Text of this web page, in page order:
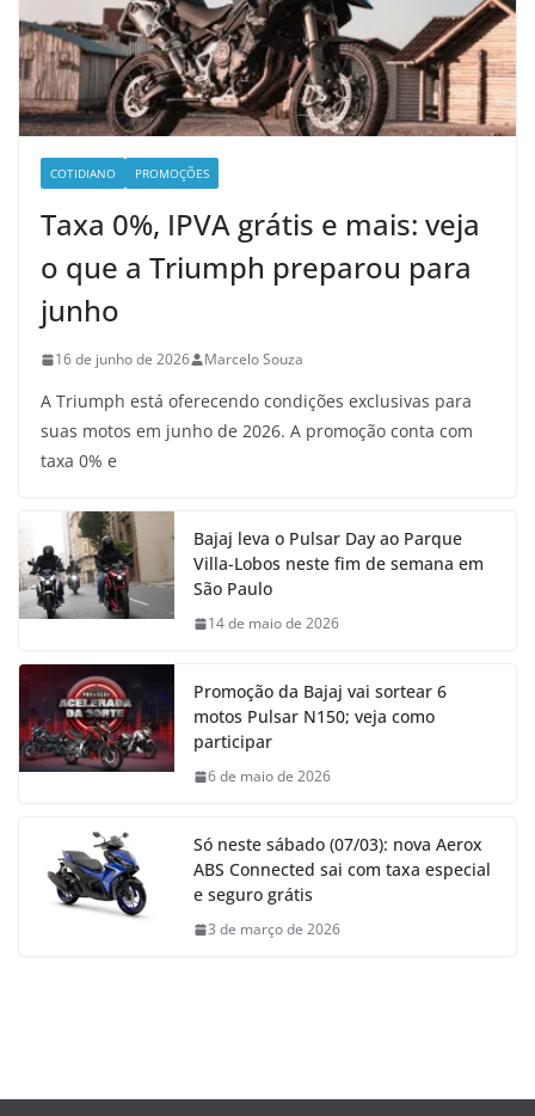
COTIDIANO PROMOÇÕES
Taxa 0%, IPVA grátis e mais: veja
o que a Triumph preparou para
junho
16 de junho de 2026 Marcelo Souza
A Triumph está oferecendo condições exclusivas para
suas motos em junho de 2026. A promoção conta com
taxa 0% e
Bajaj leva o Pulsar Day ao Parque
Villa-Lobos neste fim de semana em
São Paulo
14 de maio de 2026
Promoção da Bajaj vai sortear 6
motos Pulsar N150; veja como
participar
6 de maio de 2026
Só neste sábado (07/03): nova Aerox
ABS Connected sai com taxa especial
e seguro grátis
3 de março de 2026